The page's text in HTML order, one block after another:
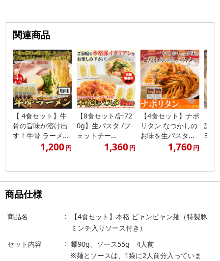
関連商品
【 4食セット】牛
骨の旨味が溶け出
す！牛骨 ラーメ...
1,200円
【8食セット/計72
0g】生パスタ /フ
ェットチー...
1,360円
【4食セット】ナポ
リタン なつかしの
お味を生パスタ...
1,760円
讃
3袋)
商品仕様
商品名
【4食セット】本格 ビャンビャン麺（特製豚
ミンチ入りソース付き）
セット内容
麺90g、ソース55g 4人前
※麺とソースは、1袋に2人前分入っていま